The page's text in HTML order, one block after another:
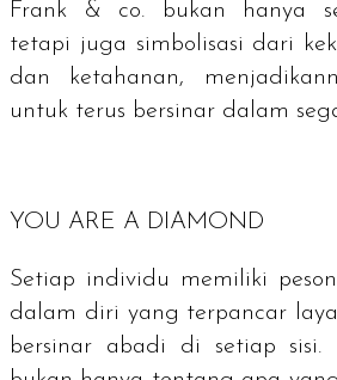
Frank & co. bukan hanya
tetapi juga simbolisasi dari
dan ketahanan,
untuk terus bersinar dalam
YOU ARE A DIAMOND
Setiap individu memiliki
dalam diri yang terpancar
bersinar abadi di setiap